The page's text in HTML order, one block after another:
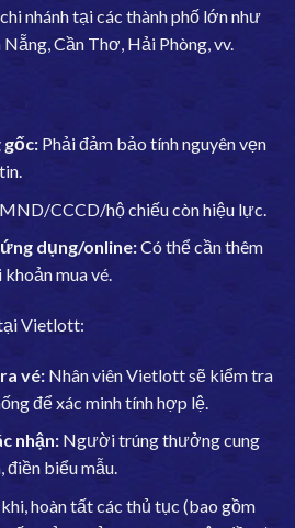
nhánh tại các thành phố lớn như
Cần Thơ, Hải Phòng, vv.
Phải đảm bảo tính nguyên vẹn
CCCD/hộ chiếu còn hiệu lực.
dụng/online:Có thể cần thêm
mua vé.
Vietlott:
vé:Nhân viên Vietlott sẽ kiểm tra
để xác minh tính hợp lệ.
nhận:Người trúng thưởng cung
điền biểu mẫu.
hoàn tất các thủ tục (bao gồm